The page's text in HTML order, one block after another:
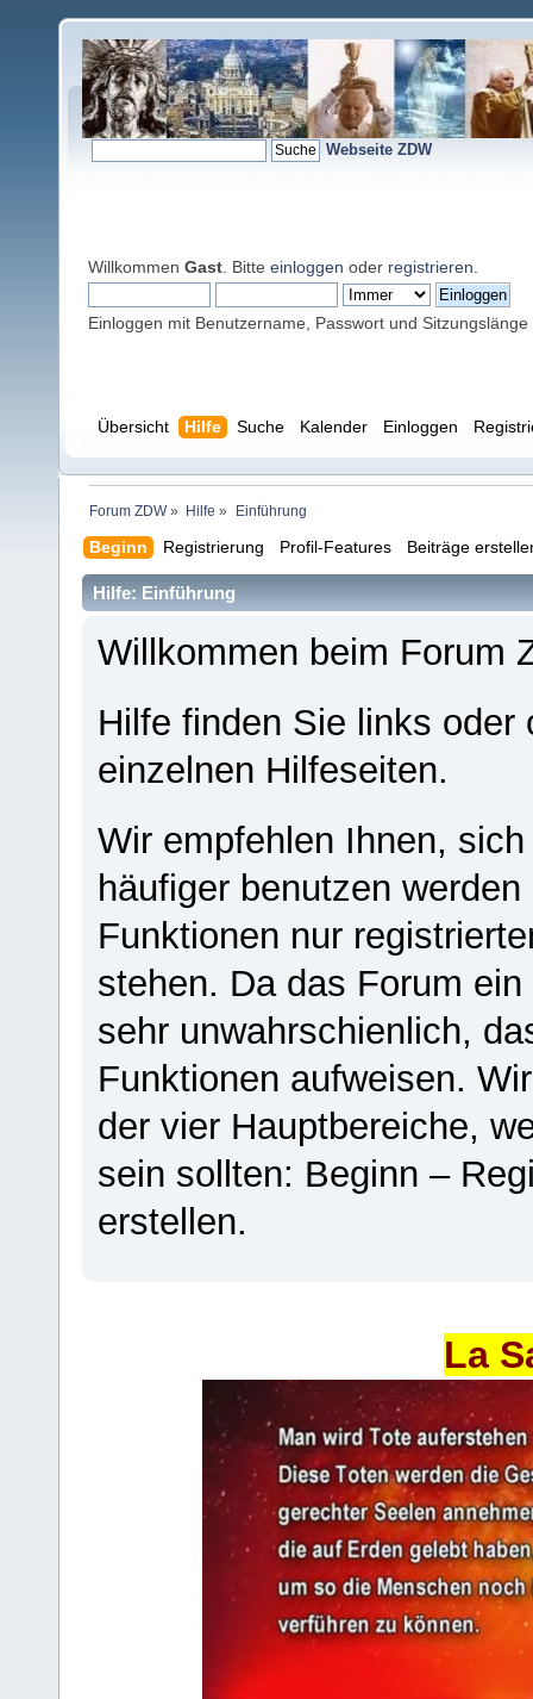
Webseite ZDW
Willkommen Gast . Bitte einloggen oder registrieren
Einloggen mit Benutzername, Passwort und Sitzungslänge
Übersicht Hilfe Suche Kalender Einloggen
Forum ZDW» Hilfe » Einführung
Beginn Registrierung Profil-Features Beiträge
Hilfe: Einführung
Willkommen beim Forum
Hilfe finden Sie links
einzelnen Hilfeseiten.
Wir empfehlen Ihnen,
häufiger benutzen
Funktionen nur
stehen. Da das Forum
sehr unwahrschienlich,
Funktionen aufweisen.
der vier Hauptbereiche,
sein sollten: Beginn –
erstellen.
La